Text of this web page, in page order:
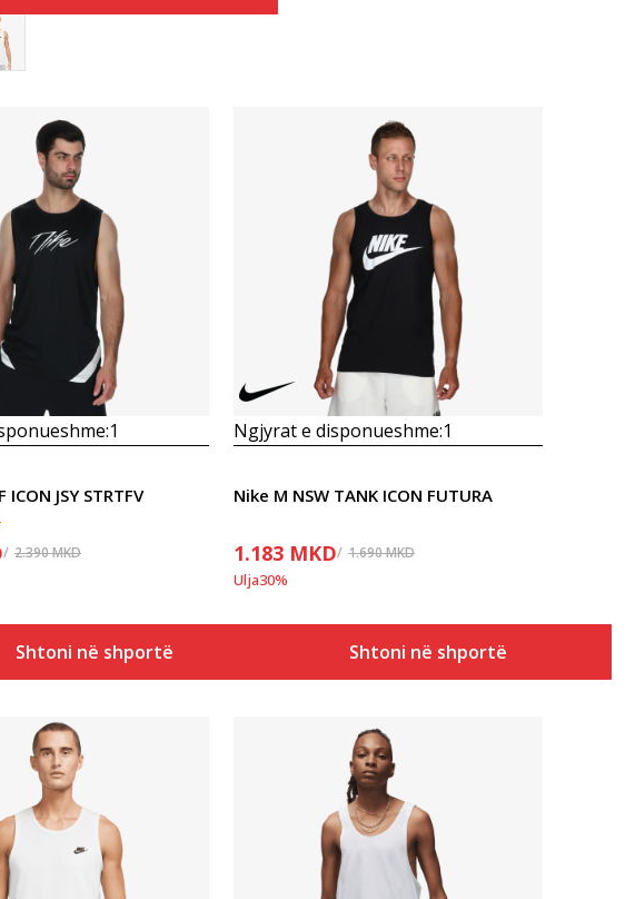
Krahasoni
1
JSY STRTFV
2.390MKD
Shtoni në shportë
Krahasoni
Ngjyrat e disponueshme:1
Nike M NSW TANK ICON FUTURA
1.183 MKD 1.690MKD
Ulja30%
Shtoni në shportë
Krahasoni Krahasoni